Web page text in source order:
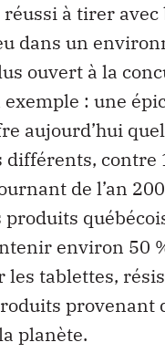
réussi à tirer
dans un
ouvert à la
: une
aujourd’hui
différents, contre
de l’an
environ 50
les tablettes,
provenant
planète.